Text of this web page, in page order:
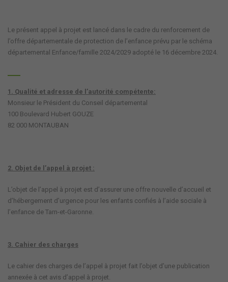
Le présent appel à projet est lancé dans le cadre du renforcement de
l’offre départementale de protection de l’enfance prévu par le schéma
départemental Enfance/famille 2024/2029 adopté le 16 décembre 2024.
1. Qualité et adresse de l’autorité compétente:
Monsieur le Président du Conseil départemental
100 Boulevard Hubert GOUZE
82 000 MONTAUBAN
2. Objet de l’appel à projet :
L’objet de l’appel à projet est d’assurer une offre nouvelle d’accueil et
d’hébergement d’urgence pour les enfants confiés à l’aide sociale à
l’enfance de Tarn-et-Garonne.
3. Cahier des charges
Le cahier des charges de l’appel à projet fait l’objet d’une publication
annexée à cet avis d’appel à projet.